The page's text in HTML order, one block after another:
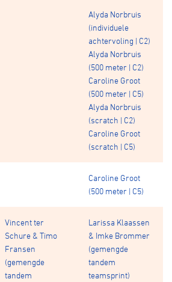
Alyda Norbruis
(individuele
achtervoling | C2)
Alyda Norbruis
(500 meter | C2)
Caroline Groot
(500 meter | C5)
Alyda Norbruis
(scratch | C2)
Caroline Groot
(scratch | C5)
Caroline Groot
(500 meter | C5)
Vincent ter
Schure & Timo
Fransen
(gemengde
tandem
Larissa Klaassen
& Imke Brommer
(gemengde
tandem
teamsprint)